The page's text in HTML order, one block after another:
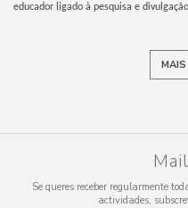
educador ligado à pesquisa e
Se queres receber regularmente
actividades,